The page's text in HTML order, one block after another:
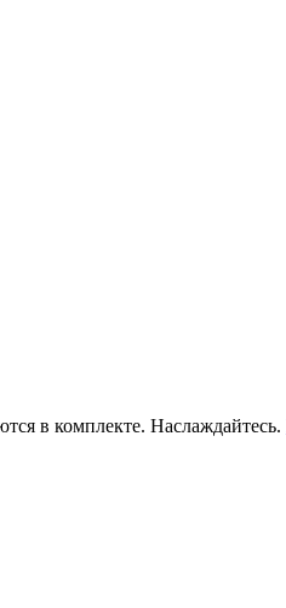
в комплекте. Наслаждайтесь.